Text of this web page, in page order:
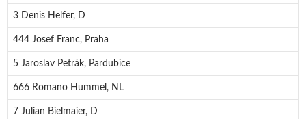
3 Denis Helfer, D
444 Josef Franc, Praha
5 Jaroslav Petrák, Pardubice
666 Romano Hummel, NL
7 Julian Bielmaier, D